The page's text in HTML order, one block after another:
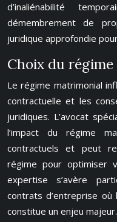
d’inaliénabilité
démembrement de
juridique approfondie
Choix du
Le régime matrimonial
contractuelle et les
juridiques. L’avocat
l’impact du régime
contractuels et peut
régime pour optimiser
expertise s’avère
contrats d’entreprise
constitue un enjeu majeur.